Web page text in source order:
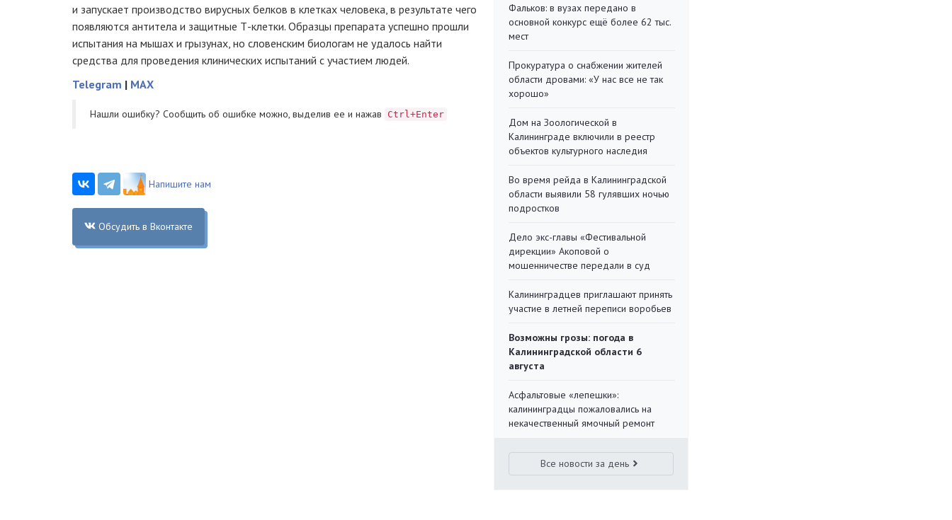
и запускает производство вирусных белков в клетках человека, в результате чего
появляются антитела и защитные Т-клетки. Образцы препарата успешно прошли
испытания на мышах и грызунах, но словенским биологам не удалось найти
средства для проведения клинических испытаний с участием людей.
Telegram | MAX
Нашли ошибку? Cообщить об ошибке можно, выделив ее и нажав Ctrl+Enter
Напишите нам
Обсудить в Вконтакте
Фальков: в вузах передано в
основной конкурс ещё более 62 тыс.
мест
Прокуратура о снабжении жителей
области дровами: «У нас все не так
хорошо»
Дом на Зоологической в
Калининграде включили в реестр
объектов культурного наследия
Во время рейда в Калининградской
области выявили 58 гулявших ночью
подростков
Дело экс-главы «Фестивальной
дирекции» Акоповой о
мошенничестве передали в суд
Калининградцев приглашают принять
участие в летней переписи воробьев
Возможны грозы: погода в
Калининградской области 6
августа
Асфальтовые «лепешки»:
калининградцы пожаловались на
некачественный ямочный ремонт
Все новости за день